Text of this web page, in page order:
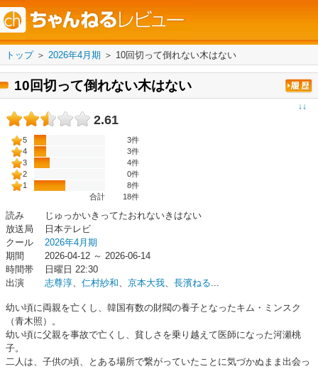
トップ＞ 2026年4月期 ＞ 10回切って倒れない木はない
10回切って倒れない木はない
↓↓
2.61
5
3件
4
3件
3
4件
2
0件
1
8件
合計
18件
読み
じゅっかいきってたおれないきはない
放送局
日本テレビ
クール
2026年4月期
期間
2026-04-12 ～ 2026-06-14
時間帯
日曜日 22:30
出演
志尊淳、 仁村紗和、 京本大我、 長濱ねる...
幼い頃に両親を亡くし、韓国有数の財閥の養子となったキム・ミンスク
（青木照）。
幼い頃に父親を事故で亡くし、貧しさを乗り越えて医師になった河瀬桃
子。
二人は、子供の頃、とある場所で繋がっていたことに気づかぬまま出会っ